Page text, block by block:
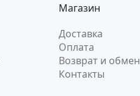
Магазин
Доставка
Оплата
Возврат и обмен
Контакты